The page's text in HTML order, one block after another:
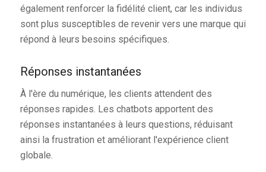
également renforcer la fidélité client, car les individus
sont plus susceptibles de revenir vers une marque qui
répond à leurs besoins spécifiques.
Réponses instantanées
À l'ère du numérique, les clients attendent des
réponses rapides. Les chatbots apportent des
réponses instantanées à leurs questions, réduisant
ainsi la frustration et améliorant l'expérience client
globale.